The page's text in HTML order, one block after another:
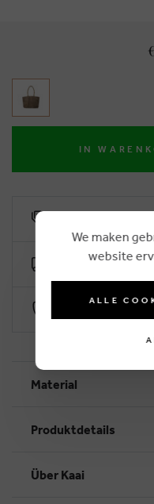
IN
Kostenlose
Material
Produktdetails
Über Kaai
We maken
website
ALLE